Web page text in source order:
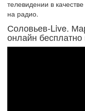
телевидении в
на радио.
Соловьев-Live.
онлайн